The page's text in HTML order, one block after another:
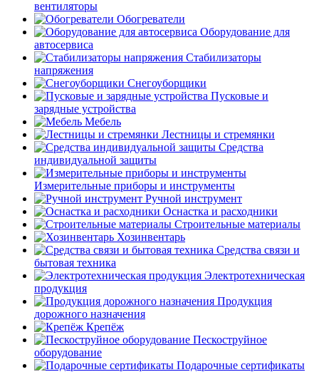
вентиляторы
Обогреватели
Оборудование для
автосервиса
Стабилизаторы
напряжения
Снегоуборщики
Пусковые и
зарядные устройства
Мебель
Лестницы и стремянки
Средства
индивидуальной защиты
Измерительные приборы и инструменты
Ручной инструмент
Оснастка и расходники
Строительные материалы
Хозинвентарь
Средства связи и
бытовая техника
Электротехническая
продукция
Продукция
дорожного назначения
Крепёж
Пескоструйное
оборудование
Подарочные сертификаты